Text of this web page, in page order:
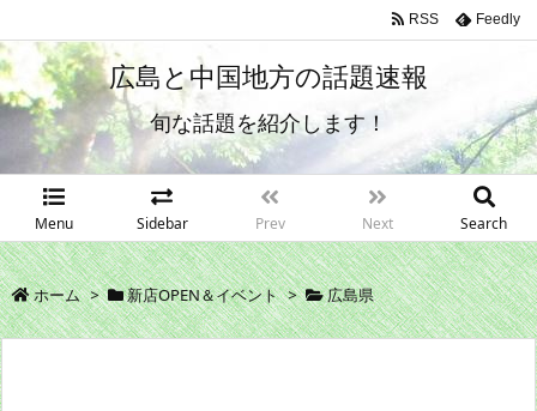
広島と中国地方の話題速報
旬な話題を紹介します！
Menu Sidebar Prev Next Search
RSS Feedly
ホーム > 新店OPEN＆イベント > 広島県